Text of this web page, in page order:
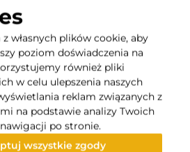
własnych plików cookie, aby
poziom doświadczenia na
również pliki
w celu ulepszenia naszych
reklam związanych z
na podstawie analizy Twoich
po stronie.
wszystkie zgody